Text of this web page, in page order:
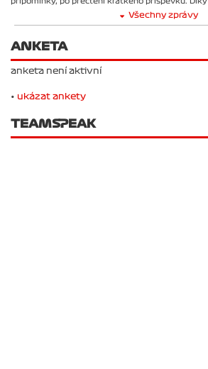
Všechny zprávy
ANKETA
anketa není aktivní
• ukázat ankety
TEAMSPEAK